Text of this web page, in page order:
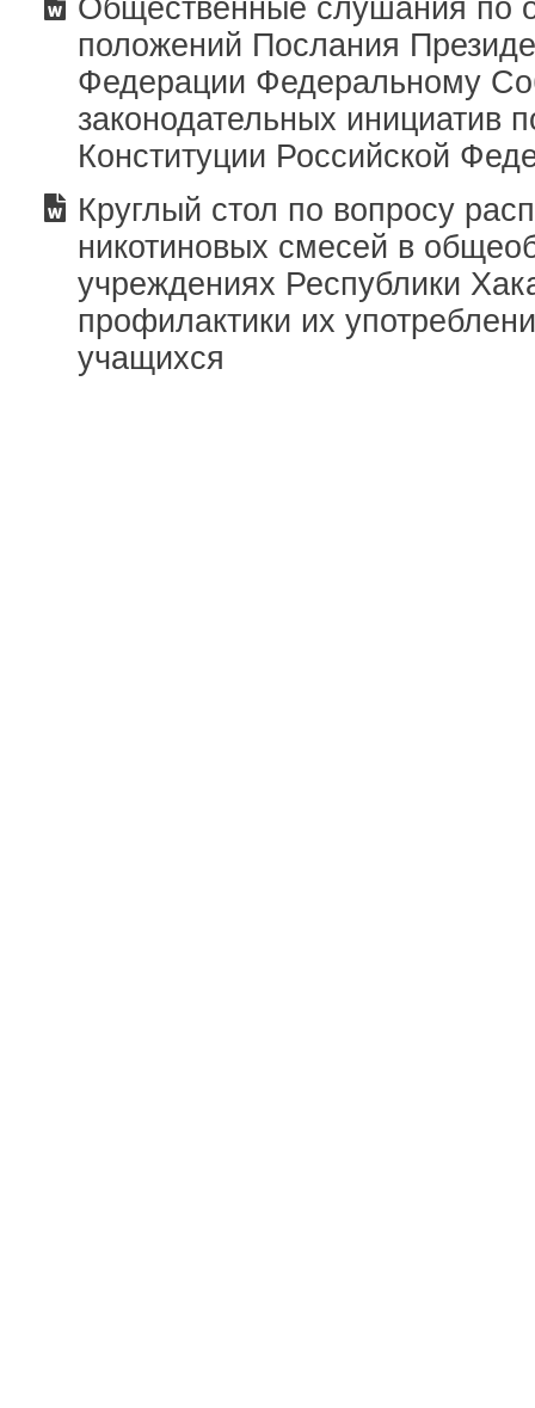
Общественные слушания по
положений Послания
Федерации Федеральному
законодательных инициатив
Конституции Российской
Круглый стол по вопросу
никотиновых смесей в
учреждениях Республики
профилактики их
учащихся